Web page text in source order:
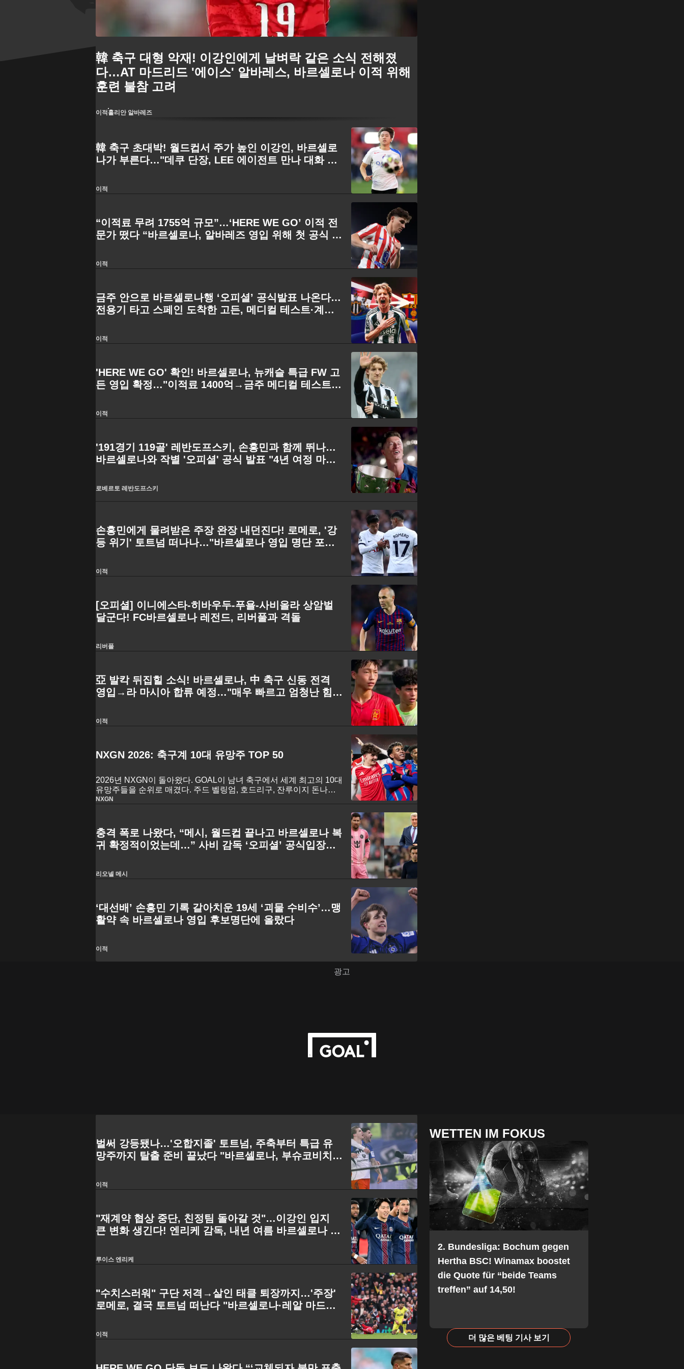
韓 축구 대형 악재! 이강인에게 날벼락 같은 소식 전해졌
다…AT 마드리드 '에이스' 알바레스, 바르셀로나 이적 위해
훈련 불참 고려
이적 훌리안 알바레즈
韓 축구 초대박! 월드컵서 주가 높인 이강인, 바르셀로
나가 부른다…"데쿠 단장, LEE 에이전트 만나 대화 나
이적
“이적료 무려 1755억 규모”…‘HERE WE GO’ 이적 전
문가 떴다 “바르셀로나, 알바레즈 영입 위해 첫 공식 제
이적
금주 안으로 바르셀로나행 ‘오피셜’ 공식발표 나온다…
전용기 타고 스페인 도착한 고든, 메디컬 테스트·계약
이적
'HERE WE GO' 확인! 바르셀로나, 뉴캐슬 특급 FW 고
든 영입 확정…"이적료 1400억→금주 메디컬 테스트
이적
'191경기 119골' 레반도프스키, 손흥민과 함께 뛰나…
바르셀로나와 작별 '오피셜' 공식 발표 "4년 여정 마치
로베르토 레반도프스키
손흥민에게 물려받은 주장 완장 내던진다! 로메로, '강
등 위기' 토트넘 떠나나…"바르셀로나 영입 명단 포함,
이적
[오피셜] 이니에스타-히바우두-푸욜-사비올라 상암벌
달군다! FC바르셀로나 레전드, 리버풀과 격돌
리버풀
亞 발칵 뒤집힐 소식! 바르셀로나, 中 축구 신동 전격
영입→라 마시아 합류 예정…"매우 빠르고 엄청난 힘
이적
NXGN 2026: 축구계 10대 유망주 TOP 50
2026년 NXGN이 돌아왔다. GOAL이 남녀 축구에서 세계 최고의 10대
유망주들을 순위로 매겼다. 주드 벨링엄, 호드리구, 잔루이지 돈나룸
마, 비키 로페스 같은 선수들의 뒤를 이어 ‘세계 최고의 영(young) 축
NXGN
충격 폭로 나왔다, “메시, 월드컵 끝나고 바르셀로나 복
귀 확정적이었는데…” 사비 감독 ‘오피셜’ 공식입장
리오넬 메시
‘대선배’ 손흥민 기록 갈아치운 19세 ‘괴물 수비수’…맹
활약 속 바르셀로나 영입 후보명단에 올랐다
이적
벌써 강등됐나…'오합지졸' 토트넘, 주축부터 특급 유
망주까지 탈출 준비 끝났다 "바르셀로나, 부슈코비치와
이적
"재계약 협상 중단, 친정팀 돌아갈 것"…이강인 입지
큰 변화 생긴다! 엔리케 감독, 내년 여름 바르셀로나 복
루이스 엔리케
"수치스러워" 구단 저격→살인 태클 퇴장까지…'주장'
로메로, 결국 토트넘 떠난다 "바르셀로나·레알 마드리
이적
WETTEN IM FOKUS
2. Bundesliga: Bochum gegen
Hertha BSC! Winamax boostet
die Quote für “beide Teams
treffen” auf 14,50!
더 많은 베팅 기사 보기